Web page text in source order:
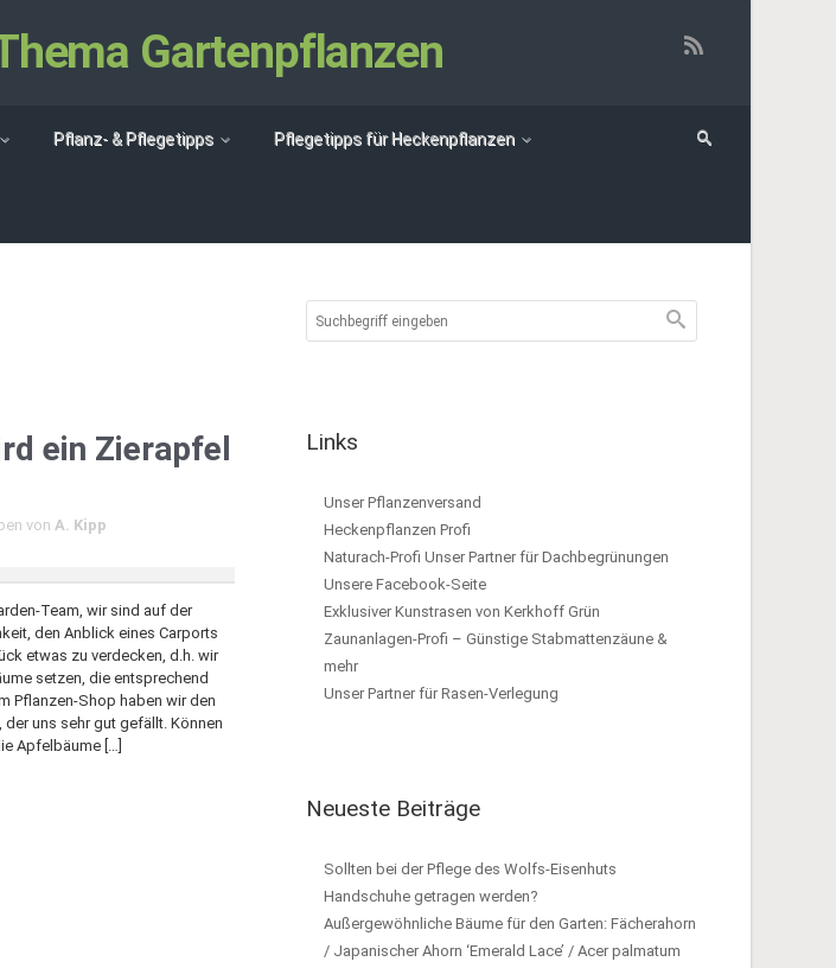
Gartenpflanzen
Pflanz- & Pflegetipps Pflegetipps für Heckenpflanzen
ein Zierapfel
von A. Kipp
Team, wir sind auf der
den Anblick eines Carports
etwas zu verdecken, d.h. wir
setzen, die entsprechend
Pflanzen-Shop haben wir den
uns sehr gut gefällt. Können
Apfelbäume […]
Links
Unser Pflanzenversand
Heckenpflanzen Profi
Naturach-Profi Unser Partner für Dachbegrünungen
Unsere Facebook-Seite
Exklusiver Kunstrasen von Kerkhoff Grün
Zaunanlagen-Profi – Günstige Stabmattenzäune &
mehr
Unser Partner für Rasen-Verlegung
Neueste Beiträge
Sollten bei der Pflege des Wolfs-Eisenhuts
Handschuhe getragen werden?
Außergewöhnliche Bäume für den Garten: Fächerahorn
/ Japanischer Ahorn ‘Emerald Lace’ / Acer palmatum